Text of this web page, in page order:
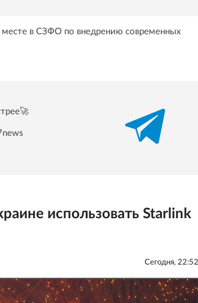
месте в СЗФО по внедрению современных
использовать Starlink
Сегодня, 22:52